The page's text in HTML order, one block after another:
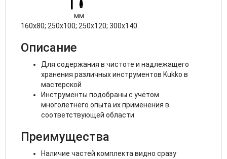
мм
160x80; 250x100; 250x120; 300x140
Описание
Для содержания в чистоте и надлежащего
хранения различных инструментов Kukko в
мастерской
Инструменты подобраны с учётом
многолетнего опыта их применения в
соответствующей области
Преимущества
Наличие частей комплекта видно сразу